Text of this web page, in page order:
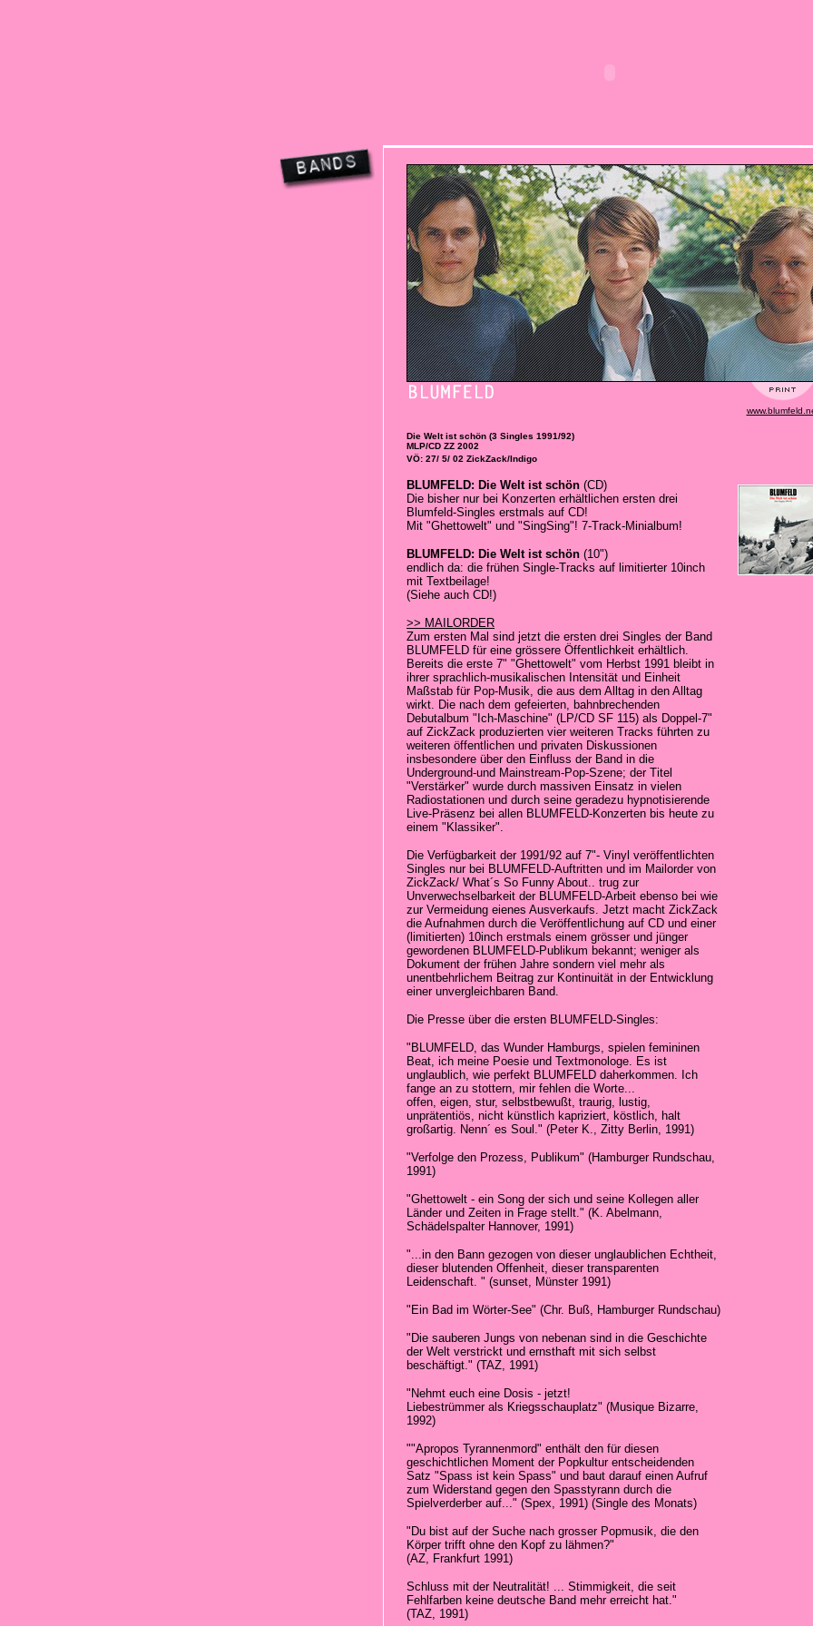
Die Welt ist schön (3 Singles 1991/92)
MLP/CD ZZ 2002
VÖ: 27/ 5/ 02 ZickZack/Indigo
BLUMFELD: Die Welt ist schön (CD)
Die bisher nur bei Konzerten erhältlichen ersten drei
Blumfeld-Singles erstmals auf CD!
Mit "Ghettowelt" und "SingSing"! 7-Track-Minialbum!
BLUMFELD: Die Welt ist schön (10")
endlich da: die frühen Single-Tracks auf limitierter 10inch
mit Textbeilage!
(Siehe auch CD!)
>> MAILORDER
Zum ersten Mal sind jetzt die ersten drei Singles der Band
BLUMFELD für eine grössere Öffentlichkeit erhältlich.
Bereits die erste 7" "Ghettowelt" vom Herbst 1991 bleibt in
ihrer sprachlich-musikalischen Intensität und Einheit
Maßstab für Pop-Musik, die aus dem Alltag in den Alltag
wirkt. Die nach dem gefeierten, bahnbrechenden
Debutalbum "Ich-Maschine" (LP/CD SF 115) als Doppel-7"
auf ZickZack produzierten vier weiteren Tracks führten zu
weiteren öffentlichen und privaten Diskussionen
insbesondere über den Einfluss der Band in die
Underground-und Mainstream-Pop-Szene; der Titel
"Verstärker" wurde durch massiven Einsatz in vielen
Radiostationen und durch seine geradezu hypnotisierende
Live-Präsenz bei allen BLUMFELD-Konzerten bis heute zu
einem "Klassiker".
Die Verfügbarkeit der 1991/92 auf 7"- Vinyl veröffentlichten
Singles nur bei BLUMFELD-Auftritten und im Mailorder von
ZickZack/ What´s So Funny About.. trug zur
Unverwechselbarkeit der BLUMFELD-Arbeit ebenso bei wie
zur Vermeidung eienes Ausverkaufs. Jetzt macht ZickZack
die Aufnahmen durch die Veröffentlichung auf CD und einer
(limitierten) 10inch erstmals einem grösser und jünger
gewordenen BLUMFELD-Publikum bekannt; weniger als
Dokument der frühen Jahre sondern viel mehr als
unentbehrlichem Beitrag zur Kontinuität in der Entwicklung
einer unvergleichbaren Band.
Die Presse über die ersten BLUMFELD-Singles:
"BLUMFELD, das Wunder Hamburgs, spielen femininen
Beat, ich meine Poesie und Textmonologe. Es ist
unglaublich, wie perfekt BLUMFELD daherkommen. Ich
fange an zu stottern, mir fehlen die Worte...
offen, eigen, stur, selbstbewußt, traurig, lustig,
unprätentiös, nicht künstlich kapriziert, köstlich, halt
großartig. Nenn´ es Soul." (Peter K., Zitty Berlin, 1991)
"Verfolge den Prozess, Publikum" (Hamburger Rundschau,
1991)
"Ghettowelt - ein Song der sich und seine Kollegen aller
Länder und Zeiten in Frage stellt." (K. Abelmann,
Schädelspalter Hannover, 1991)
"...in den Bann gezogen von dieser unglaublichen Echtheit,
dieser blutenden Offenheit, dieser transparenten
Leidenschaft. " (sunset, Münster 1991)
"Ein Bad im Wörter-See" (Chr. Buß, Hamburger Rundschau)
"Die sauberen Jungs von nebenan sind in die Geschichte
der Welt verstrickt und ernsthaft mit sich selbst
beschäftigt." (TAZ, 1991)
"Nehmt euch eine Dosis - jetzt!
Liebestrümmer als Kriegsschauplatz" (Musique Bizarre,
1992)
""Apropos Tyrannenmord" enthält den für diesen
geschichtlichen Moment der Popkultur entscheidenden
Satz "Spass ist kein Spass" und baut darauf einen Aufruf
zum Widerstand gegen den Spasstyrann durch die
Spielverderber auf..." (Spex, 1991) (Single des Monats)
"Du bist auf der Suche nach grosser Popmusik, die den
Körper trifft ohne den Kopf zu lähmen?"
(AZ, Frankfurt 1991)
Schluss mit der Neutralität! ... Stimmigkeit, die seit
Fehlfarben keine deutsche Band mehr erreicht hat."
(TAZ, 1991)